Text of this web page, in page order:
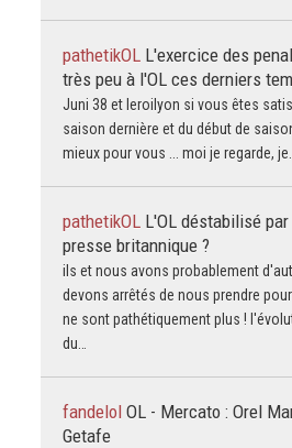
pathetikOL L'exercice des
très peu à l'OL ces derniers
Juni 38 et leroilyon si vous êtes
saison dernière et du début de
mieux pour vous ... moi je regarde, je…
pathetikOL L'OL déstabilisé
presse britannique ?
ils et nous avons probablement
devons arrêtés de nous prendre pour
ne sont pathétiquement plus !
du…
fandelol OL - Mercato : Orel
Getafe